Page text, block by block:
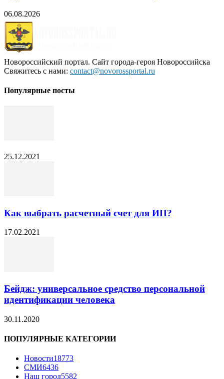
06.08.2026
Новороссийский портал. Сайт города-героя Новороссийска
Свяжитесь с нами: contact@novorossportal.ru
Популярные посты
25.12.2021
Как выбрать расчетный счет для ИП?
17.02.2021
Бейдж: универсальное средство персональной
идентификации человека
30.11.2020
ПОПУЛЯРНЫЕ КАТЕГОРИИ
Новости18773
СМИ6436
Наш город5582